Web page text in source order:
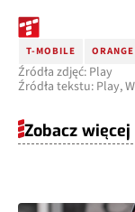
T-MOBILE ORANGE
Źródła zdjęć: Play
Źródła tekstu: Play,
Zobacz więcej